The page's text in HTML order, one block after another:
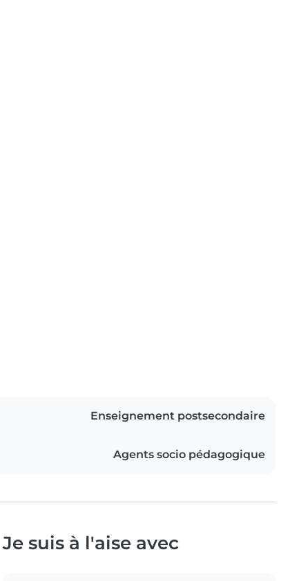
Enseignement postsecondaire
Agents socio pédagogique
Je suis à l'aise avec